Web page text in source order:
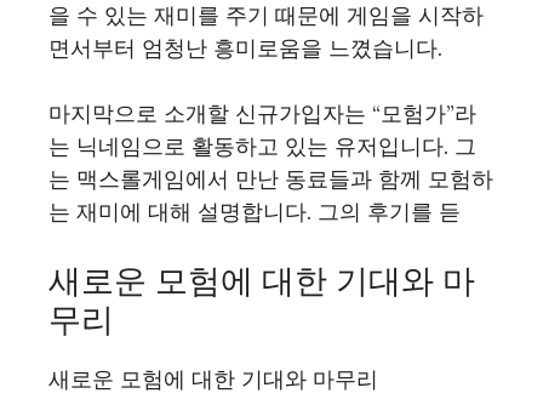
을 수 있는 재미를 주기 때문에 게임을 시작하
면서부터 엄청난 흥미로움을 느꼈습니다.
마지막으로 소개할 신규가입자는 “모험가”라
는 닉네임으로 활동하고 있는 유저입니다. 그
는 맥스롤게임에서 만난 동료들과 함께 모험하
는 재미에 대해 설명합니다. 그의 후기를 듣
새로운 모험에 대한 기대와 마
무리
새로운 모험에 대한 기대와 마무리